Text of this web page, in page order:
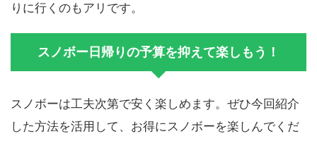
りに行くのもアリです。
スノボー日帰りの予算を抑えて楽しもう！
スノボーは工夫次第で安く楽しめます。ぜひ今回紹介
した方法を活用して、お得にスノボーを楽しんでくだ